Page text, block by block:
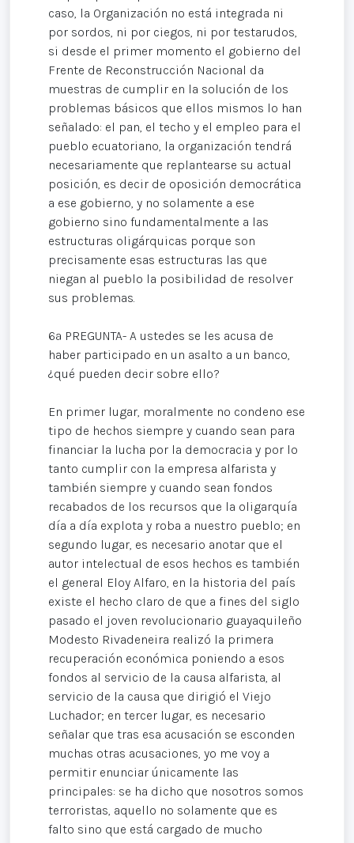
caso, la Organización no está integrada ni
por sordos, ni por ciegos, ni por testarudos,
si desde el primer momento el gobierno del
Frente de Reconstrucción Nacional da
muestras de cumplir en la solución de los
problemas básicos que ellos mismos lo han
señalado: el pan, el techo y el empleo para el
pueblo ecuatoriano, la organización tendrá
necesariamente que replantearse su actual
posición, es decir de oposición democrática
a ese gobierno, y no solamente a ese
gobierno sino fundamentalmente a las
estructuras oligárquicas porque son
precisamente esas estructuras las que
niegan al pueblo la posibilidad de resolver
sus problemas.
6ª PREGUNTA- A ustedes se les acusa de
haber participado en un asalto a un banco,
¿qué pueden decir sobre ello?
En primer lugar, moralmente no condeno ese
tipo de hechos siempre y cuando sean para
financiar la lucha por la democracia y por lo
tanto cumplir con la empresa alfarista y
también siempre y cuando sean fondos
recabados de los recursos que la oligarquía
día a día explota y roba a nuestro pueblo; en
segundo lugar, es necesario anotar que el
autor intelectual de esos hechos es también
el general Eloy Alfaro, en la historia del país
existe el hecho claro de que a fines del siglo
pasado el joven revolucionario guayaquileño
Modesto Rivadeneira realizó la primera
recuperación económica poniendo a esos
fondos al servicio de la causa alfarista, al
servicio de la causa que dirigió el Viejo
Luchador; en tercer lugar, es necesario
señalar que tras esa acusación se esconden
muchas otras acusaciones, yo me voy a
permitir enunciar únicamente las
principales: se ha dicho que nosotros somos
terroristas, aquello no solamente que es
falto sino que está cargado de mucho